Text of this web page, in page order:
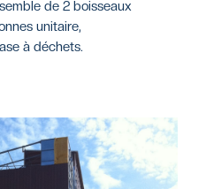
de 2 boisseaux
unitaire,
à déchets.